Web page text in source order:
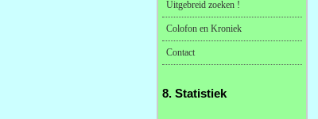
Uitgebreid zoeken !
Colofon en Kroniek
Contact
8. Statistiek